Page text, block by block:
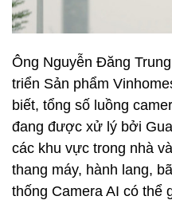
Ông Nguyễn Đăng
triển Sản phẩm
biết, tổng số luồng
đang được xử lý bởi
các khu vực trong nhà
thang máy, hành lang,
thống Camera AI có thể